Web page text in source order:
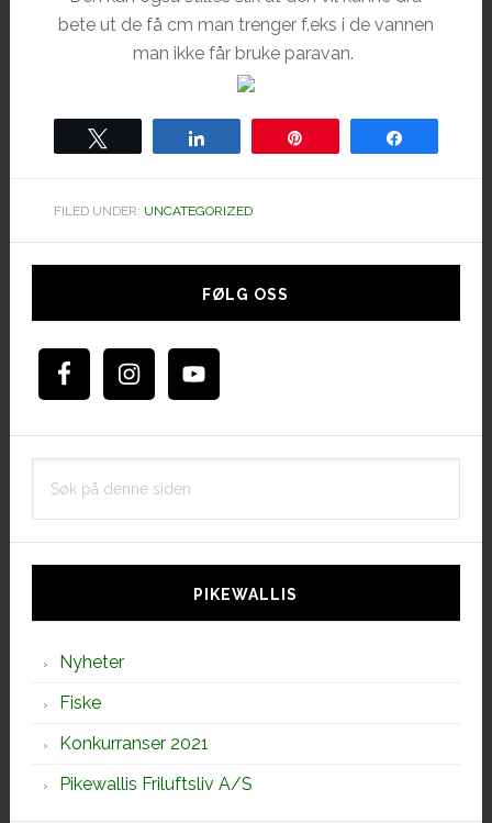
bete ut de få cm man trenger f.eks i de vannen
man ikke får bruke paravan.
FILED UNDER: UNCATEGORIZED
Hoved
FØLG OSS
PIKEWALLIS
Nyheter
Fiske
Konkurranser 2021
Pikewallis Friluftsliv A/S